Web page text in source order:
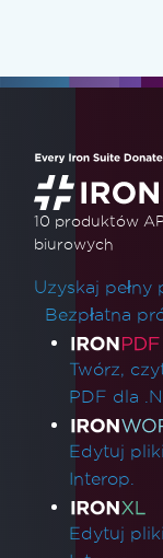
10 produktów
biurowych
Uzyskaj
Bezpłatna
Linki do
Twórz,
PDF dla
Edytuj
Interop.
Edytuj